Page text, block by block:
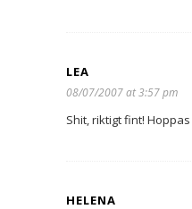
LEA
08/07/2007 at 3:57 pm
Shit, riktigt fint!
HELENA